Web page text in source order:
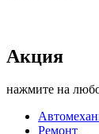
Акция
нажмите на
Ремонт